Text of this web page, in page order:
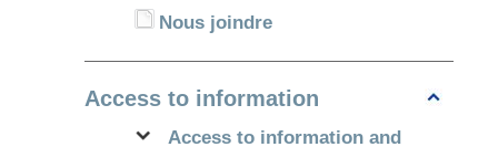
Nous joindre
Access to information
Access to information and